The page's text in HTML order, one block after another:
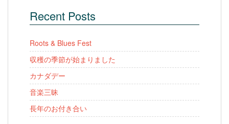
Recent Posts
Roots & Blues Fest
収穫の季節が始まりました
カナダデー
音楽三昧
長年のお付き合い